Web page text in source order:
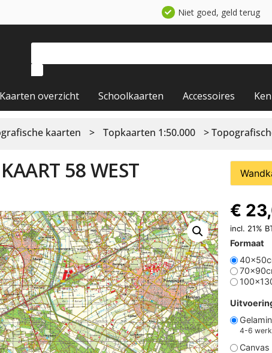
Niet goed, geld terug
Kaarten overzicht Schoolkaarten Accessoires
kaarten > Topkaarten 1:50.000 >
58 WEST
Formaat
4-6
€
incl. 21%